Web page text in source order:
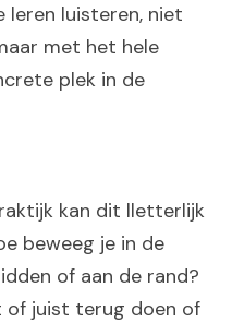
leren luisteren, niet
met het hele
plek in de
kan dit lletterlijk
beweeg je in de
of aan de rand?
of juist terug doen of